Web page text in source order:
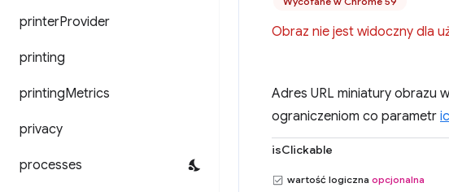
printerProvider
printing
printingMetrics
privacy
processes
Obraz nie jest widoczny dla
Adres URL miniatury obrazu
ograniczeniom co parametr
isClickable
wartość logiczna opcjonalna